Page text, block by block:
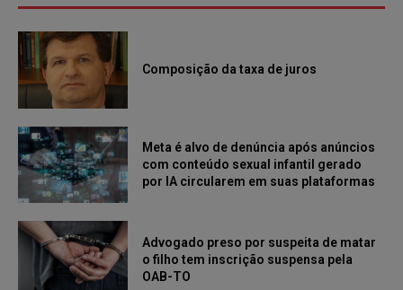
Composição da taxa de juros
Meta é alvo de denúncia após anúncios
com conteúdo sexual infantil gerado
por IA circularem em suas plataformas
Advogado preso por suspeita de matar
o filho tem inscrição suspensa pela
OAB-TO